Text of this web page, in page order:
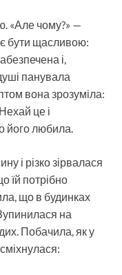
«Але чому?» —
бути щасливою:
і,
панувала
вона зрозуміла:
це і
його любила.
і різко зірвалася
їй потрібно
що в будинках
на
Побачила, як у